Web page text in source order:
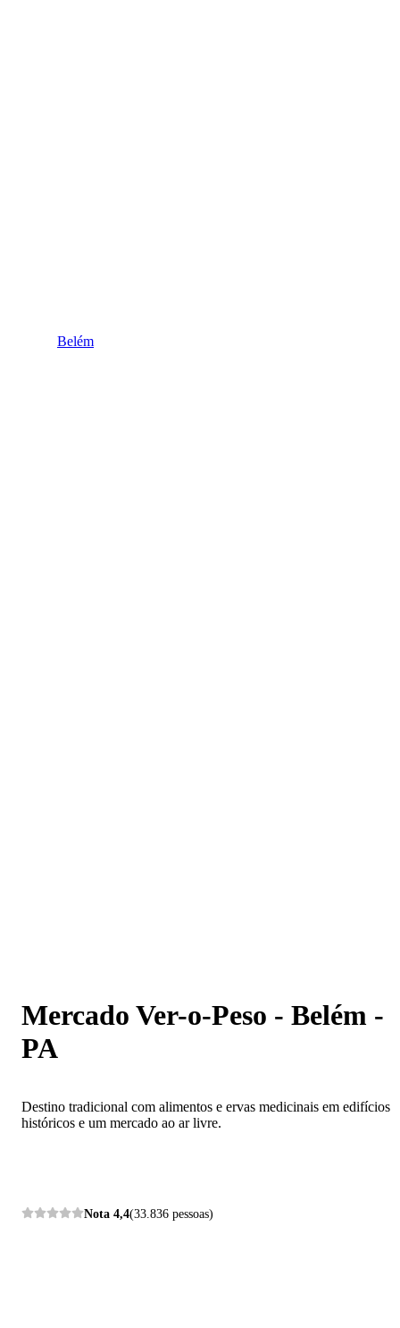
Belém
Mercado Ver-o-Peso - Belém -
PA
Destino tradicional com alimentos e ervas medicinais em edifícios
históricos e um mercado ao ar livre.
Nota 4,4(33.836 pessoas)